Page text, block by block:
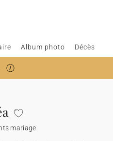
Album photo Décès
mariage